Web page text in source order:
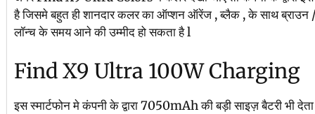
है जिसमे बहुत ही शानदार कलर का ऑप्शन ऑरेंज , ब्लैक , के साथ ब्राउन
लॉन्च के समय आने की उम्मीद हो सकता है l
Find X9 Ultra 100W Charging
इस स्मार्टफोन मे कंपनी के द्वारा 7050mAh की बड़ी साइज़ बैटरी भी